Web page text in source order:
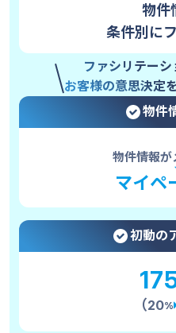
物件
条件別に
ファシリテーシ
お客様の意思決定
物件
物件情報が
マイペ
初動の
（20%